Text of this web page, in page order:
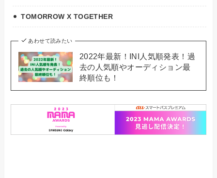
TOMORROW X TOGETHER
あわせて読みたい
2022年最新！INI人気順発表！過
去の人気順やオーディション最
終順位も！